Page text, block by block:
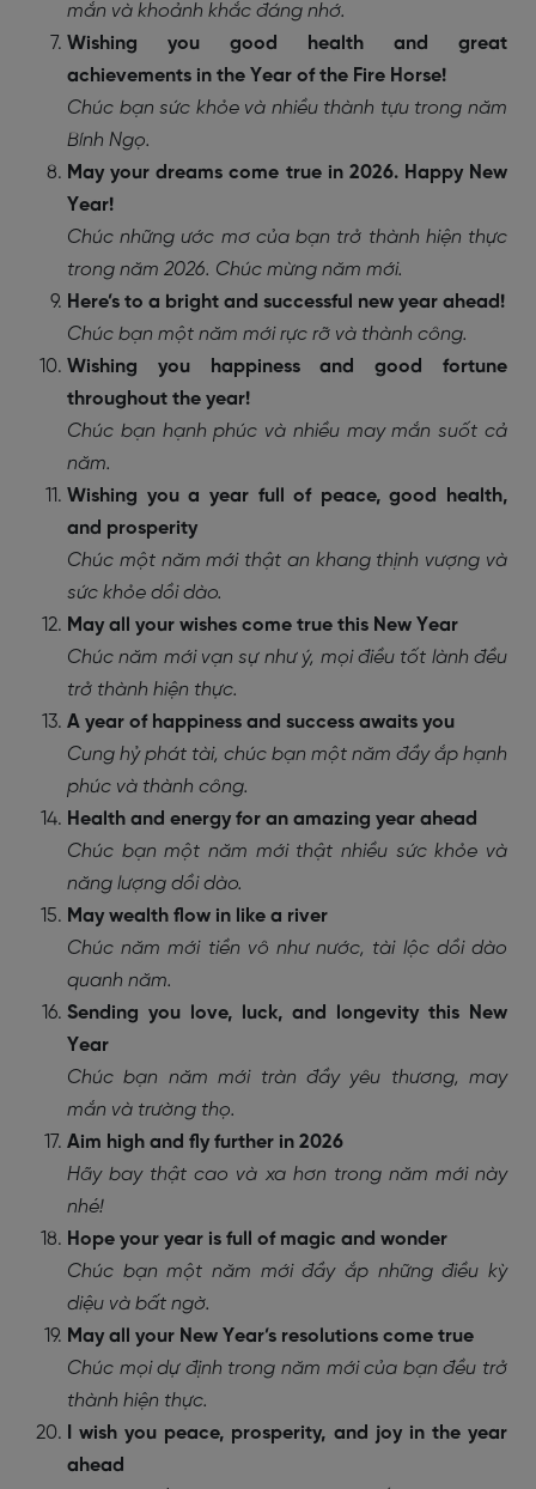
mắn và khoảnh khắc đáng nhớ.
Wishing you good health and great
achievements in the Year of the Fire Horse!
Chúc bạn sức khỏe và nhiều thành tựu trong năm
Bính Ngọ.
May your dreams come true in 2026. Happy New
Year!
Chúc những ước mơ của bạn trở thành hiện thực
trong năm 2026. Chúc mừng năm mới.
Here’s to a bright and successful new year ahead!
Chúc bạn một năm mới rực rỡ và thành công.
Wishing you happiness and good fortune
throughout the year!
Chúc bạn hạnh phúc và nhiều may mắn suốt cả
năm.
Wishing you a year full of peace, good health,
and prosperity
Chúc một năm mới thật an khang thịnh vượng và
sức khỏe dồi dào.
May all your wishes come true this New Year
Chúc năm mới vạn sự như ý, mọi điều tốt lành đều
trở thành hiện thực.
A year of happiness and success awaits you
Cung hỷ phát tài, chúc bạn một năm đầy ắp hạnh
phúc và thành công.
Health and energy for an amazing year ahead
Chúc bạn một năm mới thật nhiều sức khỏe và
năng lượng dồi dào.
May wealth flow in like a river
Chúc năm mới tiền vô như nước, tài lộc dồi dào
quanh năm.
Sending you love, luck, and longevity this New
Year
Chúc bạn năm mới tràn đầy yêu thương, may
mắn và trường thọ.
Aim high and fly further in 2026
Hãy bay thật cao và xa hơn trong năm mới này
nhé!
Hope your year is full of magic and wonder
Chúc bạn một năm mới đầy ắp những điều kỳ
diệu và bất ngờ.
May all your New Year’s resolutions come true
Chúc mọi dự định trong năm mới của bạn đều trở
thành hiện thực.
I wish you peace, prosperity, and joy in the year
ahead